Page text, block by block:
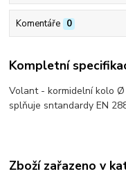
Komentáře 0
Kompletní
Volant - kormidelní kolo
splňuje sntandardy EN
Zboží zařazeno v